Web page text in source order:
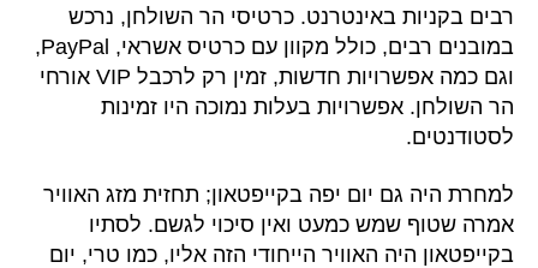
רבים בקניות באינטרנט. כרטיסי הר השולחן, נרכש
במובנים רבים, כולל מקוון עם כרטיס אשראי, PayPal,
וגם כמה אפשרויות חדשות, זמין רק לרכבל VIP אורחי
הר השולחן. אפשרויות בעלות נמוכה היו זמינות
לסטודנטים.
למחרת היה גם יום יפה בקייפטאון; תחזית מזג האוויר
אמרה שטוף שמש כמעט ואין סיכוי לגשם. לסתיו
בקייפטאון היה האוויר הייחודי הזה אליו, כמו טרי, יום